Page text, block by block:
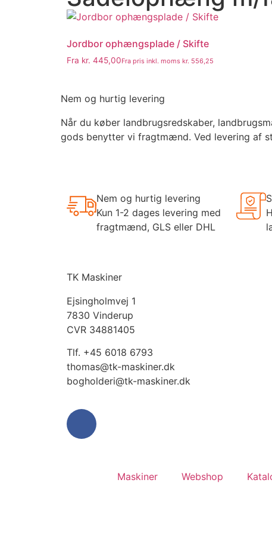
Jordbor ophængsplade / Skifte
Fra kr. 445,00Fra pris inkl. moms kr. 556,25
Nem og hurtig levering
Når du køber landbrugsredskaber,
gods benytter vi fragtmænd. Ved levering af
Nem og hurtig levering
Kun 1-2 dages levering med
fragtmænd, GLS eller DHL
TK Maskiner
Ejsingholmvej 1
7830 Vinderup
CVR 34881405
​Tlf. +45 6018 6793
thomas@tk-maskiner.dk
bogholderi@tk-maskiner.dk
Maskiner Webshop